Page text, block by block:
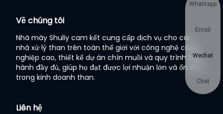
Về chúng tôi
Nhà máy Shuliy cam kết cung cấp dịch vụ cho các
nhà xử lý than trên toàn thế giới với công nghệ công
nghiệp cao, thiết kế dự án chín muồi và quy trình bảo
hành đầy đủ, giúp họ đạt được lợi nhuận lớn và ổn định
trong kinh doanh than.
Liên hệ
Whatsapp
Email
Wechat
Chat